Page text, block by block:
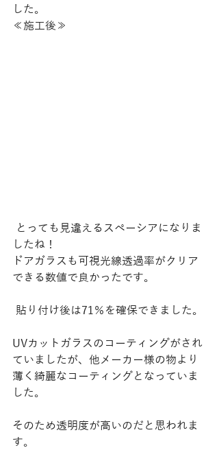
した。
≪施工後≫
したね！
ドアガラスも可視光線透過率がクリア
できる数値で良かったです。
貼り付け後は71％を確保できました。
UVカットガラスのコーティングがされ
ていましたが、他メーカー様の物より
薄く綺麗なコーティングとなっていま
した。
そのため透明度が高いのだと思われま
す。